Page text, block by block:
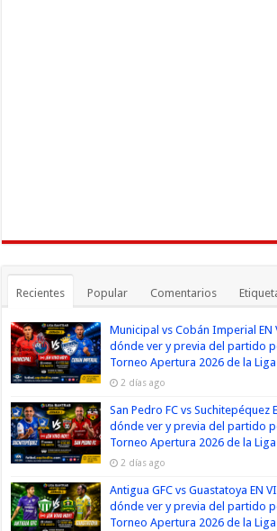
Recientes Popular Comentarios
Municipal vs Cobán Imperial EN
dónde ver y previa del partido
Torneo Apertura 2026 de la
2 días ago
San Pedro FC vs Suchitepéquez
dónde ver y previa del partido
Torneo Apertura 2026 de la
2 días ago
Antigua GFC vs Guastatoya EN
dónde ver y previa del partido
Torneo Apertura 2026 de la